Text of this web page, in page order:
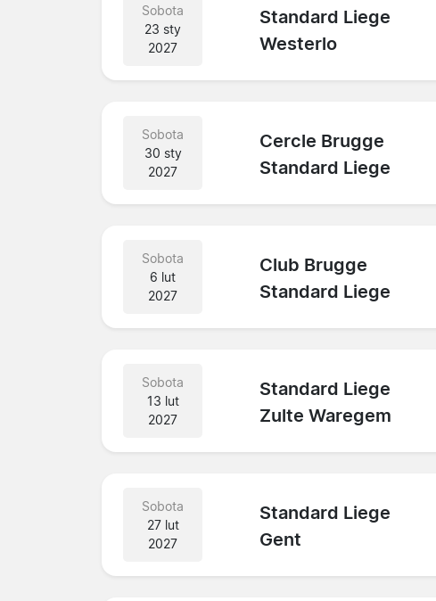
Sobota
23 sty
2027
Standard Liege
Westerlo
Sobota
30 sty
2027
Cercle Brugge
Standard Liege
Sobota
6 lut
2027
Club Brugge
Standard Liege
Sobota
13 lut
2027
Standard Liege
Zulte Waregem
Sobota
27 lut
2027
Standard Liege
Gent